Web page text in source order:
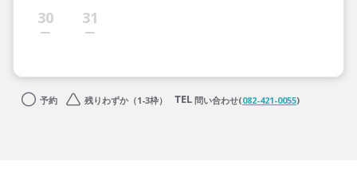
30 31
予約 残りわずか（1-3枠） 問い合わせ(082-421-0055)